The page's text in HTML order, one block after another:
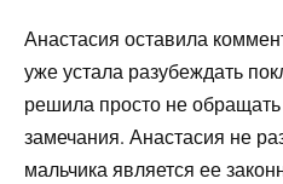
Анастасия оставила
уже устала разубеждать
решила просто не
замечания. Анастасия не
мальчика является ее